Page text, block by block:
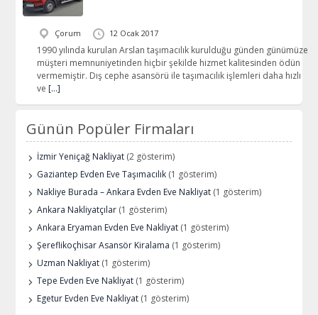
Çorum 12 Ocak 2017
1990 yılında kurulan Arslan taşımacılık kurulduğu günden günümüze
müşteri memnuniyetinden hiçbir şekilde hizmet kalitesinden ödün
vermemiştir. Dış cephe asansörü ile taşımacılık işlemleri daha hızlı
ve […]
Günün Popüler Firmaları
İzmir Yeniçağ Nakliyat (2 gösterim)
Gaziantep Evden Eve Taşımacılık (1 gösterim)
Nakliye Burada – Ankara Evden Eve Nakliyat (1 gösterim)
Ankara Nakliyatçılar (1 gösterim)
Ankara Eryaman Evden Eve Nakliyat (1 gösterim)
Şereflikoçhisar Asansör Kiralama (1 gösterim)
Uzman Nakliyat (1 gösterim)
Tepe Evden Eve Nakliyat (1 gösterim)
Egetur Evden Eve Nakliyat (1 gösterim)